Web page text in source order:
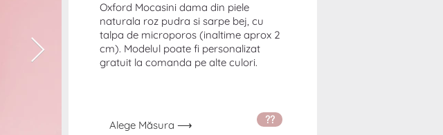
Oxford Mocasini dama din piele
naturala roz pudra si sarpe bej, cu
talpa de microporos (inaltime aprox 2
cm). Modelul poate fi personalizat
gratuit la comanda pe alte culori.
Alege Măsura ⟶ ??